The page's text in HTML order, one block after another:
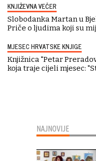
KNJIŽEVNA VEČER
Slobodanka Martan u
Priče o ljudima koji su
MJESEC HRVATSKE KNJIGE
Knjižnica "Petar
koja traje cijeli mjesec:
NAJNOVIJE